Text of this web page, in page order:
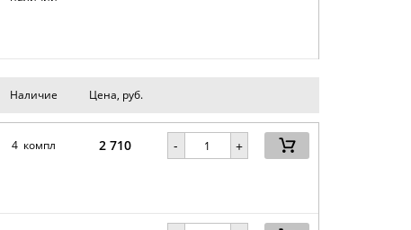
Наличие Цена, руб.
4 компл 2 710 - +